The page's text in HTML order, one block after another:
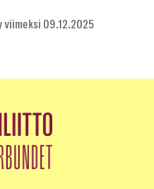
viimeksi 09.12.2025